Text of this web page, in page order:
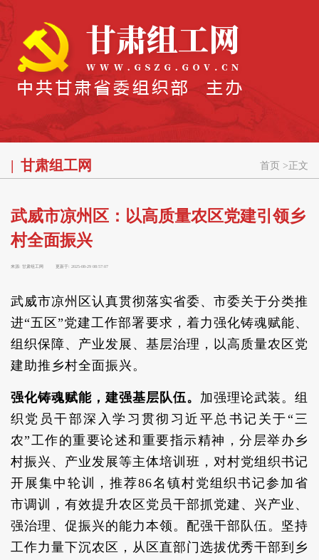
甘肃组工网 首页 > 正文
武威市凉州区：以高质量农区党建引领乡
村全面振兴
来源: 甘肃组工网 更新于: 2025-08-29 08:57:07
武威市凉州区认真贯彻落实省委、市委关于分类推
进“五区”党建工作部署要求，着力强化铸魂赋能、
组织保障、产业发展、基层治理，以高质量农区党
建助推乡村全面振兴。
强化铸魂赋能，建强基层队伍。 加强理论武装。组
织党员干部深入学习贯彻习近平总书记关于“三
农”工作的重要论述和重要指示精神，分层举办乡
村振兴、产业发展等主体培训班，对村党组织书记
开展集中轮训，推荐86名镇村党组织书记参加省
市调训，有效提升农区党员干部抓党建、兴产业、
强治理、促振兴的能力本领。配强干部队伍。坚持
工作力量下沉农区，从区直部门选拔优秀干部到乡